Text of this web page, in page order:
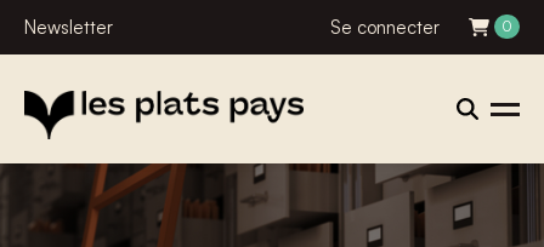
Newsletter Se connecter 0